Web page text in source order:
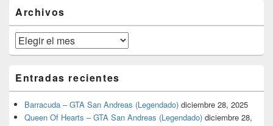
lateral
primaria
Archivos
Archivos
Entradas recientes
Barracuda – GTA San Andreas (Legendado) diciembre 28, 2025
Queen Of Hearts – GTA San Andreas (Legendado) diciembre 28,